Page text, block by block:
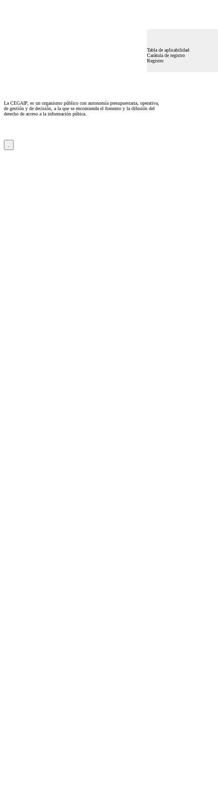
Tabla de aplicabilidad
Carátula de registro
Registro
La CEGAIP, es un organismo público con autonomía presupuestaria, operativa,
de gestión y de decisión, a la que se encomienda el fomento y la difusión del
derecho de acceso a la información púbica.